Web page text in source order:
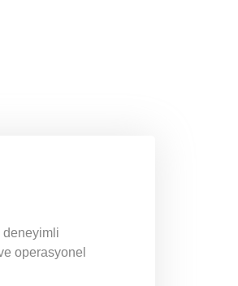
deneyimli
operasyonel